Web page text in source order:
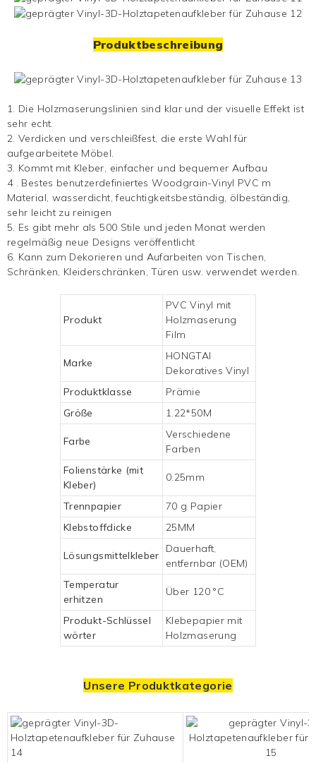
Produktbeschreibung
1. Die Holzmaserungslinien sind klar und der visuelle Effekt ist
sehr echt.
2. Verdicken und verschleißfest, die erste Wahl für
aufgearbeitete Möbel.
3. Kommt mit Kleber, einfacher und bequemer Aufbau
4. Bestes benutzerdefiniertes Woodgrain-Vinyl PVC m
Material, wasserdicht, feuchtigkeitsbeständig, ölbeständig,
sehr leicht zu reinigen
5. Es gibt mehr als 500 Stile und jeden Monat werden
regelmäßig neue Designs veröffentlicht
6. Kann zum Dekorieren und Aufarbeiten von Tischen,
Schränken, Kleiderschränken, Türen usw. verwendet werden.
Produkt
PVCVinyl mit
Holzmaserung
Film
Marke
HONGTAI
Dekoratives Vinyl
Produktklasse
Prämie
Größe
1.22*50M
Farbe
Verschiedene
Farben
Folienstärke (mit
Kleber)
0.25mm
Trennpapier
70 g Papier
Klebstoffdicke
25MM
Lösungsmittelkleber
Dauerhaft,
entfernbar (OEM)
Temperatur
erhitzen
Über 120 °C
Produkt-Schlüssel
wörter
Klebepapier mit
Holzmaserung
Unsere Produktkategorie